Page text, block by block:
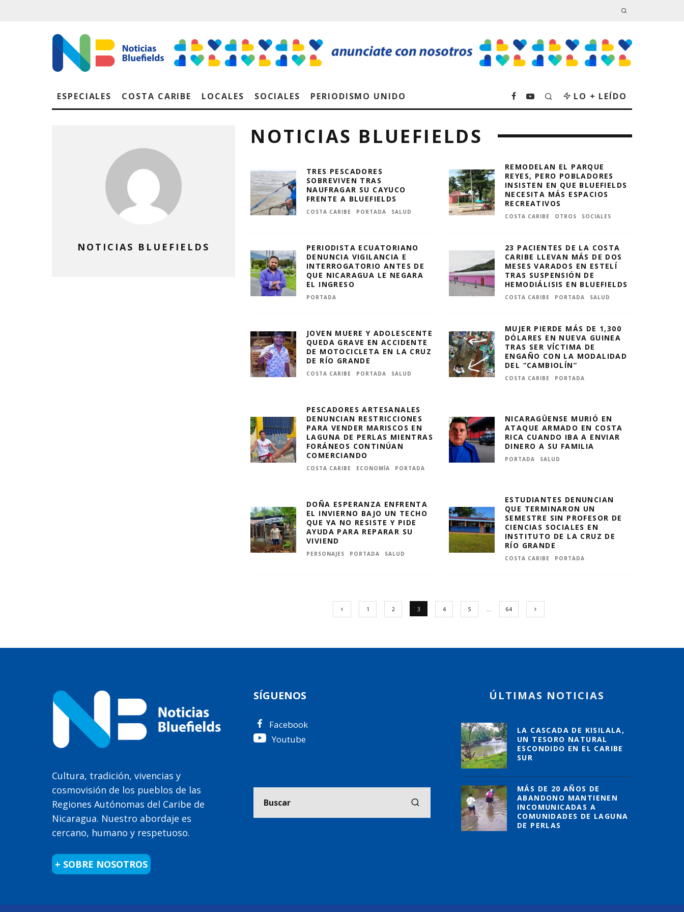
ESPECIALES COSTA CARIBE LOCALES SOCIALES PERIODISMO UNIDO LO + LEÍDO
NOTICIAS BLUEFIELDS
NOTICIAS BLUEFIELDS
TRES PESCADORES
SOBREVIVEN TRAS
NAUFRAGAR SU CAYUCO
FRENTE A BLUEFIELDS
COSTA CARIBE PORTADA SALUD
REMODELAN EL PARQUE
REYES, PERO POBLADORES
INSISTEN EN QUE BLUEFIELDS
NECESITA MÁS ESPACIOS
RECREATIVOS
COSTA CARIBE OTROS SOCIALES
PERIODISTA ECUATORIANO
DENUNCIA VIGILANCIA E
INTERROGATORIO ANTES DE
QUE NICARAGUA LE NEGARA
EL INGRESO
PORTADA
23 PACIENTES DE LA COSTA
CARIBE LLEVAN MÁS DE DOS
MESES VARADOS EN ESTELÍ
TRAS SUSPENSIÓN DE
HEMODIÁLISIS EN BLUEFIELDS
COSTA CARIBE PORTADA SALUD
JOVEN MUERE Y ADOLESCENTE
QUEDA GRAVE EN ACCIDENTE
DE MOTOCICLETA EN LA CRUZ
DE RÍO GRANDE
COSTA CARIBE PORTADA SALUD
MUJER PIERDE MÁS DE 1,300
DÓLARES EN NUEVA GUINEA
TRAS SER VÍCTIMA DE
ENGAÑO CON LA MODALIDAD
DEL “CAMBIOLÍN”
COSTA CARIBE PORTADA
PESCADORES ARTESANALES
DENUNCIAN RESTRICCIONES
PARA VENDER MARISCOS EN
LAGUNA DE PERLAS MIENTRAS
FORÁNEOS CONTINÚAN
COMERCIANDO
COSTA CARIBE ECONOMÍA PORTADA
NICARAGÜENSE MURIÓ EN
ATAQUE ARMADO EN COSTA
RICA CUANDO IBA A ENVIAR
DINERO A SU FAMILIA
PORTADA SALUD
DOÑA ESPERANZA ENFRENTA
EL INVIERNO BAJO UN TECHO
QUE YA NO RESISTE Y PIDE
AYUDA PARA REPARAR SU
VIVIEND
PERSONAJES PORTADA SALUD
ESTUDIANTES DENUNCIAN
QUE TERMINARON UN
SEMESTRE SIN PROFESOR DE
CIENCIAS SOCIALES EN
INSTITUTO DE LA CRUZ DE
RÍO GRANDE
COSTA CARIBE PORTADA
1 2 3 4 5 64
Cultura, tradición, vivencias y
cosmovisión de los pueblos de las
Regiones Autónomas del Caribe de
Nicaragua. Nuestro abordaje es
cercano, humano y respetuoso.
+ SOBRE NOSOTROS
SÍGUENOS
Facebook
Youtube
ÚLTIMAS NOTICIAS
LA CASCADA DE KISILALA,
UN TESORO NATURAL
ESCONDIDO EN EL CARIBE
SUR
MÁS DE 20 AÑOS DE
ABANDONO MANTIENEN
INCOMUNICADAS A
COMUNIDADES DE LAGUNA
DE PERLAS